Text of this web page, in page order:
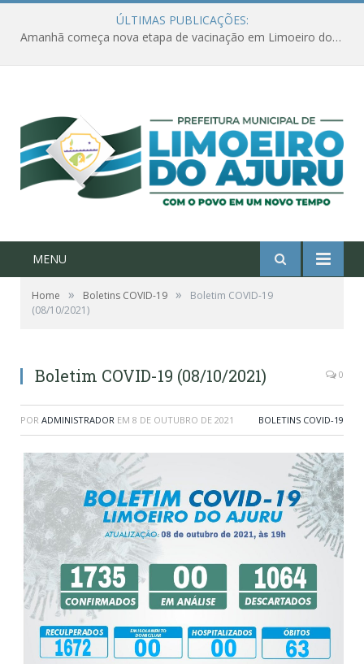
ÚLTIMAS PUBLICAÇÕES:
Amanhã começa nova etapa de vacinação em Limoeiro do Ajuru para idosos com 65 ou mais
MENU
Home » Boletins COVID-19 »
Boletim COVID-19
(08/10/2021)
Boletim COVID-19 (08/10/2021) 0
POR ADMINISTRADOR EM 8 DE OUTUBRO DE 2021 BOLETINS COVID-19